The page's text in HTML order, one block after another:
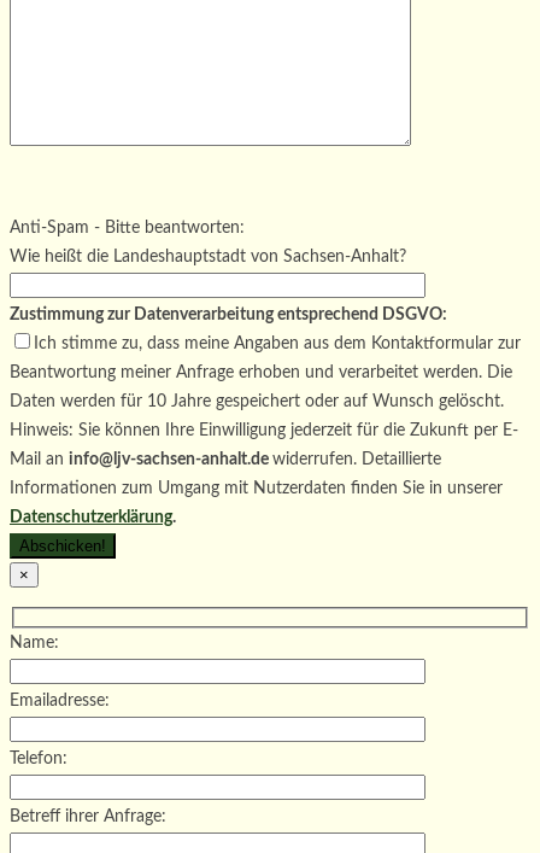
Bitte lasse dieses Feld leer.
Anti-Spam - Bitte beantworten:
Wie heißt die Landeshauptstadt von Sachsen-Anhalt?
Zustimmung zur Datenverarbeitung entsprechend DSGVO:
Ich stimme zu, dass meine Angaben aus dem Kontaktformular zur
Beantwortung meiner Anfrage erhoben und verarbeitet werden. Die
Daten werden für 10 Jahre gespeichert oder auf Wunsch gelöscht.
Hinweis: Sie können Ihre Einwilligung jederzeit für die Zukunft per E-
Mail an info@ljv-sachsen-anhalt.de widerrufen. Detaillierte
Informationen zum Umgang mit Nutzerdaten finden Sie in unserer
Datenschutzerklärung.
×
Name:
Emailadresse:
Telefon:
Betreff ihrer Anfrage: